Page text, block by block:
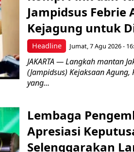
Headline
Jampidsus Febrie
Kejagung untuk
Jumat, 7 Agu 2026 -
JAKARTA — Langkah mantan
(Jampidsus) Kejaksaan
yang...
Lembaga
Apresiasi
Selenggarakan